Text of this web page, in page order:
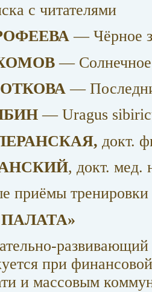
с читателями
— Чёрное
— Солнечное
—
— Uragus
докт.
, докт. мед.
приёмы тренировки
при
и массовым